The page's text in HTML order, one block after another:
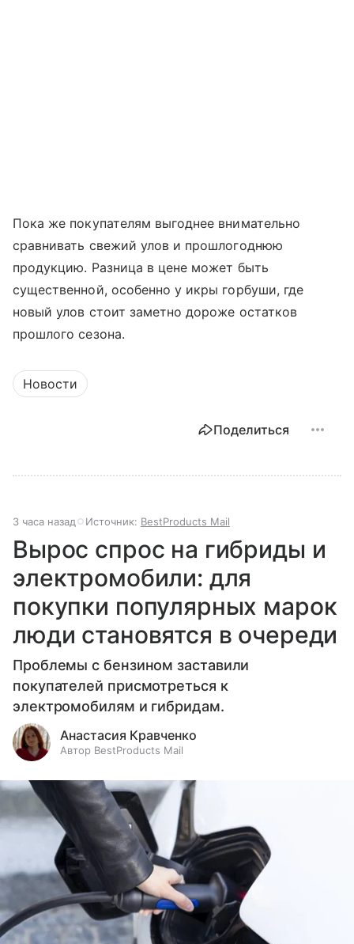
Пока же покупателям выгоднее внимательно
сравнивать свежий улов и прошлогоднюю
продукцию. Разница в цене может быть
существенной, особенно у икры горбуши, где
новый улов стоит заметно дороже остатков
прошлого сезона.
Новости
Поделиться
3 часа назад Источник: BestProducts Mail
Вырос спрос на гибриды и
электромобили: для
покупки популярных марок
люди становятся в очереди
Проблемы с бензином заставили
покупателей присмотреться к
электромобилям и гибридам.
Анастасия Кравченко
Автор BestProducts Mail